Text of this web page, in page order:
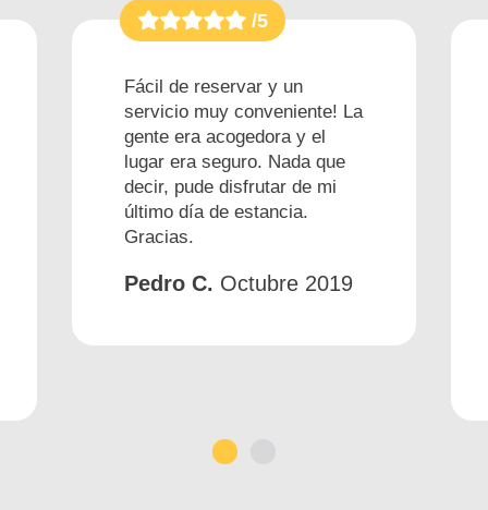
/5
Fácil de reservar y un
servicio muy conveniente! La
gente era acogedora y el
lugar era seguro. Nada que
decir, pude disfrutar de mi
último día de estancia.
Gracias.
Pedro C. Octubre 2019